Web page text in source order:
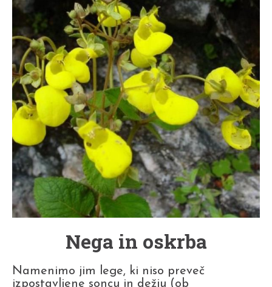
Nega in oskrba
Namenimo jim lege, ki niso preveč
izpostavljene soncu in dežju (ob